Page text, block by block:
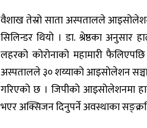
वैशाख तेस्रो साता अस्पतालले
सिलिन्डर थियो । डा. श्रेष्ठका
लहरको कोरोनाको महामारी
अस्पतालले ३० शय्याको आइसोलेशन
गरिएको छ । जिपीको आइसोलेशनमा
भएर अक्सिजन दिनुपर्ने अवस्थाका